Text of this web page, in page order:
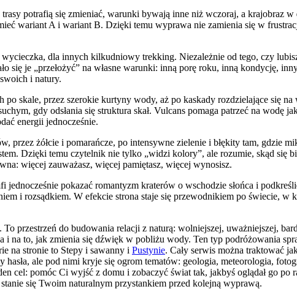
potrafią się zmieniać, warunki bywają inne niż wczoraj, a krajobraz w
wariant A i wariant B. Dzięki temu wyprawa nie zamienia się w
dla innych kilkudniowy trekking. Niezależnie od tego, czy
się je „przełożyć” na własne warunki: inną porę roku, inną kondycję,
i natury.
skale, przez szerokie kurtyny wody, aż po kaskady rozdzielające się
gdy odsłania się struktura skał. Vulcans pomaga patrzeć na wodę
energii jednocześnie.
przez żółcie i pomarańcze, po intensywne zielenie i błękity tam, gdzie
Dzięki temu czytelnik nie tylko „widzi kolory”, ale rozumie, skąd się
więcej zauważasz, więcej pamiętasz, więcej wynosisz.
pokazać romantyzm kraterów o wschodzie słońca i
i rozsądkiem. W efekcie strona staje się przewodnikiem po świecie, w
przestrzeń do budowania relacji z naturą: wolniejszej, uważniejszej,
i na to, jak zmienia się dźwięk w pobliżu wody. Ten typ podróżowania
na stronie to Stepy i sawanny i Pustynie. Cały serwis można traktować
ale pod nimi kryje się ogrom tematów: geologia, meteorologia,
cel: pomóc Ci wyjść z domu i zobaczyć świat tak, jakbyś oglądał go po
się Twoim naturalnym przystankiem przed kolejną wyprawą.